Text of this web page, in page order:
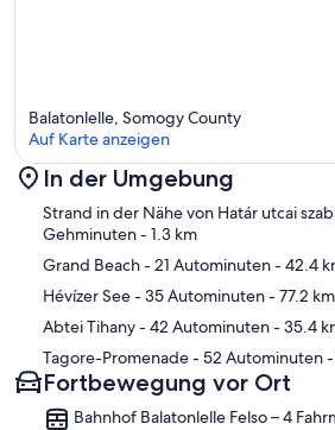
Karte
Balatonlelle, Somogy County
Auf Karte anzeigen
In der Umgebung
Strand in der Nähe von Határ utcai
Gehminuten- 1.3 km
Grand Beach- 21 Autominuten- 42.4
Hévízer See- 35 Autominuten- 77.2 km
Abtei Tihany- 42 Autominuten- 35.4
Tagore-Promenade- 52 Autominuten
Fortbewegung vor Ort
Bahnhof Balatonlelle Felso – 4